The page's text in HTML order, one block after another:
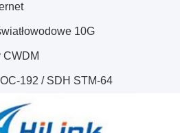
10G
CWDM
192 / SDH STM-64